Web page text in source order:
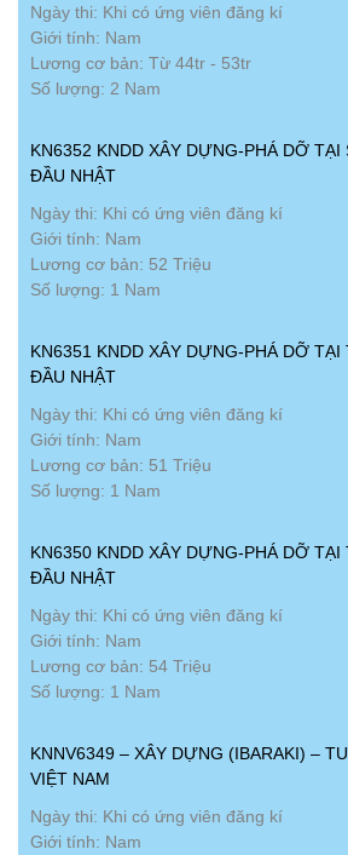
Ngày thi: Khi có ứng viên đăng kí
Giới tính: Nam
Lương cơ bản: Từ 44tr - 53tr
Số lượng: 2 Nam
KN6352 KNDD XÂY DỰNG-PHÁ DỠ TẠI
ĐẦU NHẬT
Ngày thi: Khi có ứng viên đăng kí
Giới tính: Nam
Lương cơ bản: 52 Triệu
Số lượng: 1 Nam
KN6351 KNDD XÂY DỰNG-PHÁ DỠ TẠI
ĐẦU NHẬT
Ngày thi: Khi có ứng viên đăng kí
Giới tính: Nam
Lương cơ bản: 51 Triệu
Số lượng: 1 Nam
KN6350 KNDD XÂY DỰNG-PHÁ DỠ TẠI
ĐẦU NHẬT
Ngày thi: Khi có ứng viên đăng kí
Giới tính: Nam
Lương cơ bản: 54 Triệu
Số lượng: 1 Nam
KNNV6349 – XÂY DỰNG (IBARAKI) –
VIỆT NAM
Ngày thi: Khi có ứng viên đăng kí
Giới tính: Nam